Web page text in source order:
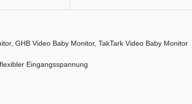
GHB Video Baby Monitor, TakTark Video Baby Monitor
Eingangsspannung